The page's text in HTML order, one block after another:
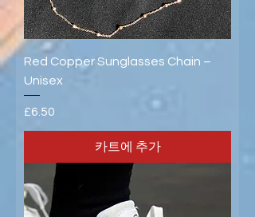
Red Copper Sunglasses Chain –
Unisex
가격
£6.50
카트에 추가